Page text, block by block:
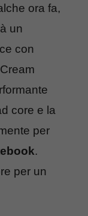
ora fa,
un
con
core e la
per
.
per un